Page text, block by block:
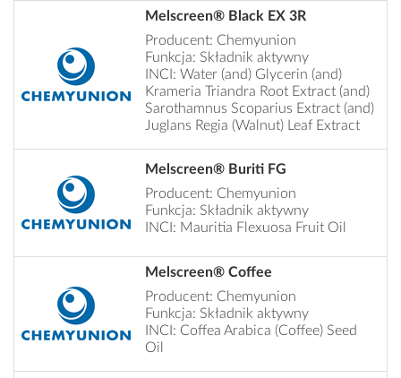
Melscreen® Black EX 3R
Producent: Chemyunion
Funkcja: Składnik aktywny
INCI: Water (and) Glycerin (and)
Krameria Triandra Root Extract (and)
Sarothamnus Scoparius Extract (and)
Juglans Regia (Walnut) Leaf Extract
Melscreen® Buriti FG
Producent: Chemyunion
Funkcja: Składnik aktywny
INCI: Mauritia Flexuosa Fruit Oil
Melscreen® Coffee
Producent: Chemyunion
Funkcja: Składnik aktywny
INCI: Coffea Arabica (Coffee) Seed
Oil